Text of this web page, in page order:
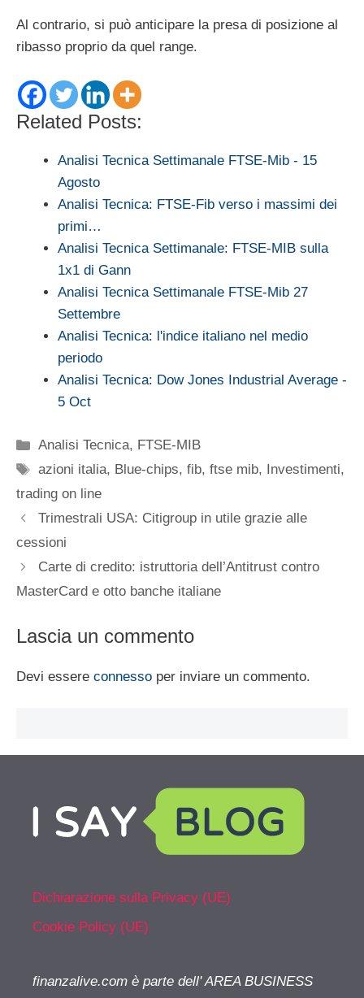
Al contrario, si può anticipare la presa di posizione al
ribasso proprio da quel range.
Related Posts:
Analisi Tecnica Settimanale FTSE-Mib - 15
Agosto
Analisi Tecnica: FTSE-Fib verso i massimi dei
primi…
Analisi Tecnica Settimanale: FTSE-MIB sulla
1x1 di Gann
Analisi Tecnica Settimanale FTSE-Mib 27
Settembre
Analisi Tecnica: l'indice italiano nel medio
periodo
Analisi Tecnica: Dow Jones Industrial Average -
5 Oct
Categorie
Analisi Tecnica, FTSE-MIB
Tag
azioni italia, Blue-chips,fib,ftse mib, Investimenti,
trading on line
Trimestrali USA: Citigroup in utile grazie alle
cessioni
Carte di credito: istruttoria dell’Antitrust contro
MasterCard e otto banche italiane
Lascia un commento
Devi essere connesso per inviare un commento.
Dichiarazione sulla Privacy (UE)
Cookie Policy (UE)
finanzalive.com è parte dell' AREA BUSINESS